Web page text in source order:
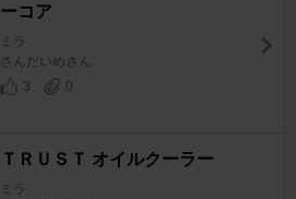
ーコア
ミラ
さんだいめさん
3
0
ＴＲＵＳＴ オイルクーラー
ミラ